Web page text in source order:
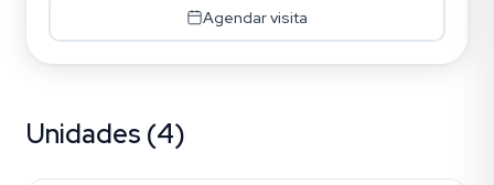
Agendar visita
Unidades (4)
Mont Serrat